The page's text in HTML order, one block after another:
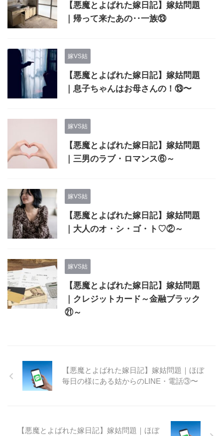
【悪魔とよばれた嫁日記】嫁姑問題
｜帰って来たあの‥一族⑬
嫁VS姑
【悪魔とよばれた嫁日記】嫁姑問題
｜息子ちゃんはお母さんの！⑬〜
嫁VS姑
【悪魔とよばれた嫁日記】嫁姑問題
｜三男のラブ・ロマンス⑥～
嫁VS姑
【悪魔とよばれた嫁日記】嫁姑問題
｜大人のオ・シ・ゴ・ト♡②～
嫁VS姑
【悪魔とよばれた嫁日記】嫁姑問題
｜クレジットカード～金融ブラック
㉑～
【悪魔とよばれた嫁日記】嫁姑問題｜ほぼ
毎日の様にある姑からのLINE・電話③〜
【悪魔とよばれた嫁日記】嫁姑問題｜ほぼ